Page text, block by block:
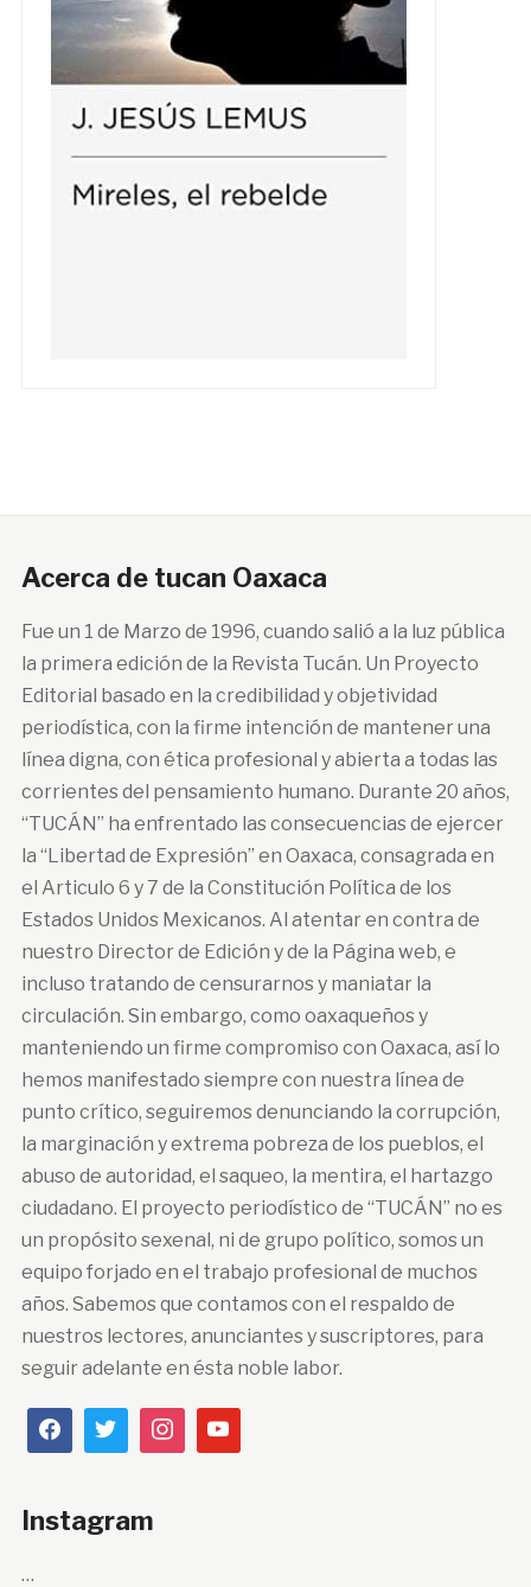
Acerca de tucan Oaxaca
Fue un 1 de Marzo de 1996, cuando salió a la luz pública
la primera edición de la Revista Tucán. Un Proyecto
Editorial basado en la credibilidad y objetividad
periodística, con la firme intención de mantener una
línea digna, con ética profesional y abierta a todas las
corrientes del pensamiento humano. Durante 20 años,
“TUCÁN” ha enfrentado las consecuencias de ejercer
la “Libertad de Expresión” en Oaxaca, consagrada en
el Articulo 6 y 7 de la Constitución Política de los
Estados Unidos Mexicanos. Al atentar en contra de
nuestro Director de Edición y de la Página web, e
incluso tratando de censurarnos y maniatar la
circulación. Sin embargo, como oaxaqueños y
manteniendo un firme compromiso con Oaxaca, así lo
hemos manifestado siempre con nuestra línea de
punto crítico, seguiremos denunciando la corrupción,
la marginación y extrema pobreza de los pueblos, el
abuso de autoridad, el saqueo, la mentira, el hartazgo
ciudadano. El proyecto periodístico de “TUCÁN” no es
un propósito sexenal, ni de grupo político, somos un
equipo forjado en el trabajo profesional de muchos
años. Sabemos que contamos con el respaldo de
nuestros lectores, anunciantes y suscriptores, para
seguir adelante en ésta noble labor.
Instagram
…